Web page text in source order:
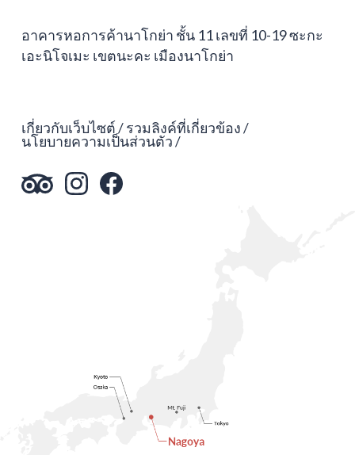
อาคารหอการค้านาโกย่า ชั้น 11 เลขที่ 10-19 ซะกะ
เอะนิโจเมะ เขตนะคะ เมืองนาโกย่า
เกี่ยวกับเว็บไซต์ รวมลิงค์ที่เกี่ยวข้อง
นโยบายความเป็นส่วนตัว